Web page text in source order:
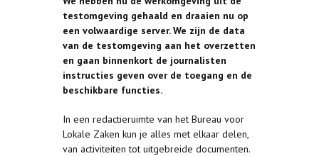
testomgeving gehaald en draaien nu op
een volwaardige server. We zijn de data
van de testomgeving aan het overzetten
en gaan binnenkort de journalisten
instructies geven over de toegang en de
beschikbare functies.
In een redactieruimte van het Bureau voor
Lokale Zaken kun je alles met elkaar delen,
van activiteiten tot uitgebreide documenten.